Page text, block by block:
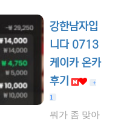
강한남자입
니다 0713
케이카 온카
후기
+
1
뭐가 좀 맞아